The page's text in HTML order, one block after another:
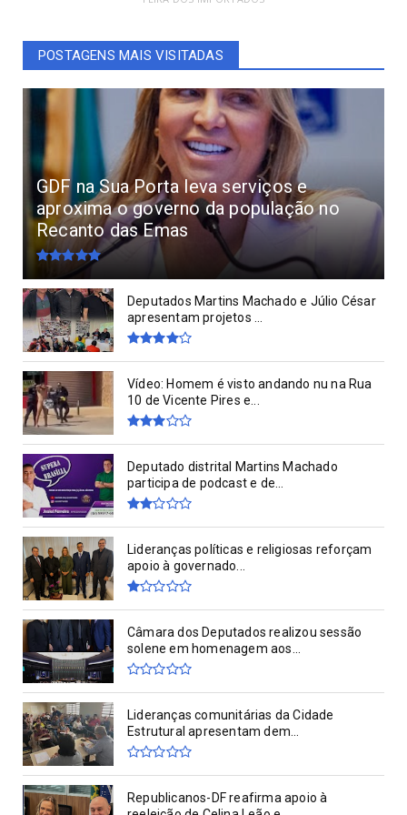
POSTAGENS MAIS VISITADAS
GDF na Sua Porta leva serviços e
aproxima o governo da população no
Recanto das Emas
Deputados Martins Machado e Júlio César
apresentam projetos ...
Vídeo: Homem é visto andando nu na Rua
10 de Vicente Pires e...
Deputado distrital Martins Machado
participa de podcast e de...
Lideranças políticas e religiosas reforçam
apoio à governado...
Câmara dos Deputados realizou sessão
solene em homenagem aos...
Lideranças comunitárias da Cidade
Estrutural apresentam dem...
Republicanos-DF reafirma apoio à